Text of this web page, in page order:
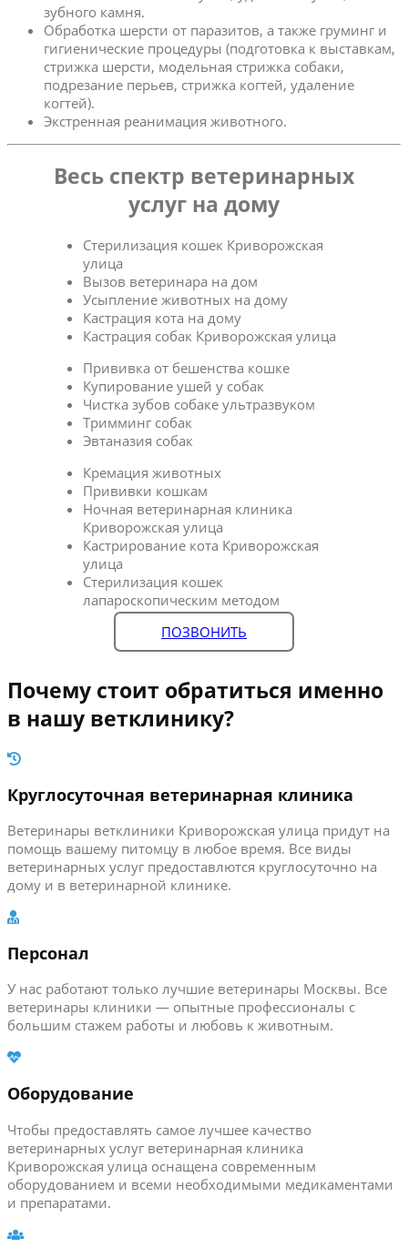
зубного камня.
Обработка шерсти от паразитов, а также груминг и
гигиенические процедуры (подготовка к выставкам,
стрижка шерсти, модельная стрижка собаки,
подрезание перьев, стрижка когтей, удаление
когтей).
Экстренная реанимация животного.
Весь спектр ветеринарных
услуг на дому
Стерилизация кошек Криворожская
улица
Вызов ветеринара на дом
Усыпление животных на дому
Кастрация кота на дому
Кастрация собак Криворожская улица
Прививка от бешенства кошке
Купирование ушей у собак
Чистка зубов собаке ультразвуком
Тримминг собак
Эвтаназия собак
Кремация животных
Прививки кошкам
Ночная ветеринарная клиника
Криворожская улица
Кастрирование кота Криворожская
улица
Стерилизация кошек
лапароскопическим методом
ПОЗВОНИТЬ
Почему стоит обратиться именно
в нашу ветклинику?
Круглосуточная ветеринарная клиника
Ветеринары ветклиники Криворожская улица придут на
помощь вашему питомцу в любое время. Все виды
ветеринарных услуг предоставлются круглосуточно на
дому и в ветеринарной клинике.
Персонал
У нас работают только лучшие ветеринары Москвы. Все
ветеринары клиники — опытные профессионалы с
большим стажем работы и любовь к животным.
Оборудование
Чтобы предоставлять самое лучшее качество
ветеринарных услуг ветеринарная клиника
Криворожская улица оснащена современным
оборудованием и всеми необходимыми медикаментами
и препаратами.